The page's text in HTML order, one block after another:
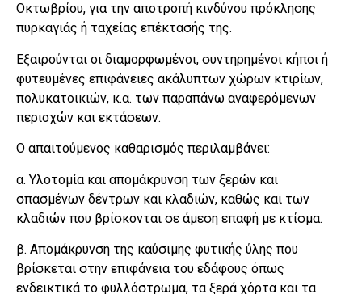
Οκτωβρίου, για την αποτροπή κινδύνου πρόκλησης
πυρκαγιάς ή ταχείας επέκτασής της.
Εξαιρούνται οι διαμορφωμένοι, συντηρημένοι κήποι ή
φυτευμένες επιφάνειες ακάλυπτων χώρων κτιρίων,
πολυκατοικιών, κ.α. των παραπάνω αναφερόμενων
περιοχών και εκτάσεων.
Ο απαιτούμενος καθαρισμός περιλαμβάνει:
α. Υλοτομία και απομάκρυνση των ξερών και
σπασμένων δέντρων και κλαδιών, καθώς και των
κλαδιών που βρίσκονται σε άμεση επαφή με κτίσμα.
β. Απομάκρυνση της καύσιμης φυτικής ύλης που
βρίσκεται στην επιφάνεια του εδάφους όπως
ενδεικτικά το φυλλόστρωμα, τα ξερά χόρτα και τα